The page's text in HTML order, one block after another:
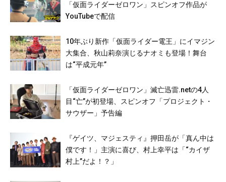
「仮面ライダーゼロワン」スピンオフ作品が
YouTubeで配信
10年ぶり新作「仮面ライダー電王」にイマジン
大集合、秋山莉奈演じるナオミも登場！舞台
は“平成元年”
「仮面ライダーゼロワン」滅亡迅雷.netの4人
目“亡”が初登場、スピンオフ「プロジェクト・
サウザー」予告編
『ゲイツ、マジェスティ』押田岳が「真ん中は
僕です！」主演に喜び、村上幸平は「“カイザ
村上”だよ！？」